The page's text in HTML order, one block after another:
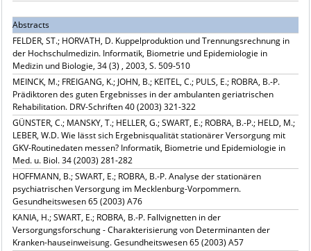
Abstracts
FELDER, ST.; HORVATH, D. Kuppelproduktion und Trennungsrechnung in
der Hochschulmedizin. Informatik, Biometrie und Epidemiologie in
Medizin und Biologie, 34 (3) , 2003, S. 509-510
MEINCK, M.; FREIGANG, K.; JOHN, B.; KEITEL, C.; PULS, E.; ROBRA, B.-P.
Prädiktoren des guten Ergebnisses in der ambulanten geriatrischen
Rehabilitation. DRV-Schriften 40 (2003) 321-322
GÜNSTER, C.; MANSKY, T.; HELLER, G.; SWART, E.; ROBRA, B.-P.; HELD, M.;
LEBER, W.D. Wie lässt sich Ergebnisqualität stationärer Versorgung mit
GKV-Routinedaten messen? Informatik, Biometrie und Epidemiologie in
Med. u. Biol. 34 (2003) 281-282
HOFFMANN, B.; SWART, E.; ROBRA, B.-P. Analyse der stationären
psychiatrischen Versorgung im Mecklenburg-Vorpommern.
Gesundheitswesen 65 (2003) A76
KANIA, H.; SWART, E.; ROBRA, B.-P. Fallvignetten in der
Versorgungsforschung - Charakterisierung von Determinanten der
Kranken-hauseinweisung. Gesundheitswesen 65 (2003) A57